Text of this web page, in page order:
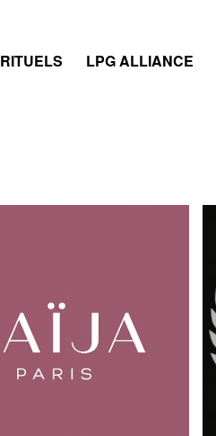
RITUELS LPG ALLIANCE